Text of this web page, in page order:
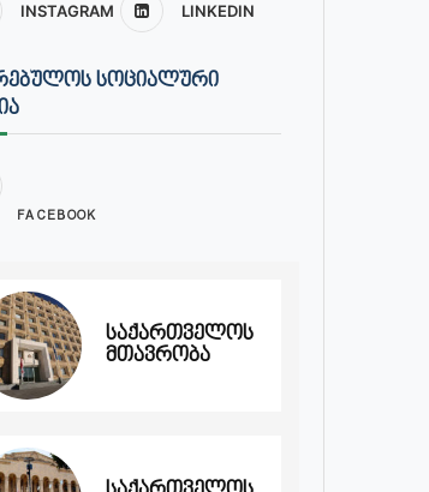
INSTAGRAM LINKEDIN
ᲡᲝᲪᲘᲐᲚᲣᲠᲘ
FACEBOOK
საქართველოს
მთავრობა